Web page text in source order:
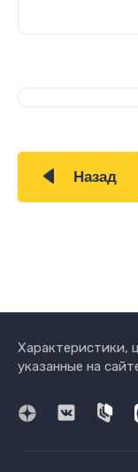
Назад
Характеристики,
указанные на